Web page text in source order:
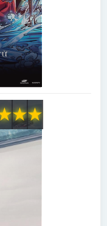
★
★